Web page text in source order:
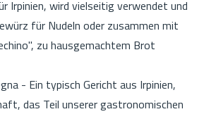
Irpinien, wird vielseitig verwendet und
für Nudeln oder zusammen mit
zu hausgemachtem Brot
- Ein typisch Gericht aus Irpinien,
das Teil unserer gastronomischen